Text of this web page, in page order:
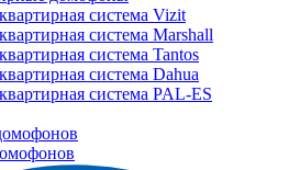
система Vizit
система Marshall
система Tantos
система Dahua
система PAL-ES